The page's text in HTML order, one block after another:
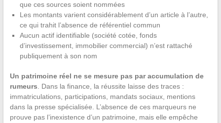
que ces sources soient nommées
Les montants varient considérablement d’un article à l’autre,
ce qui trahit l’absence de référentiel commun
Aucun actif identifiable (société cotée, fonds
d’investissement, immobilier commercial) n’est rattaché
publiquement à son nom
Un patrimoine réel ne se mesure pas par accumulation de
rumeurs. Dans la finance, la réussite laisse des traces :
immatriculations, participations, mandats sociaux, mentions
dans la presse spécialisée. L’absence de ces marqueurs ne
prouve pas l’inexistence d’un patrimoine, mais elle empêche